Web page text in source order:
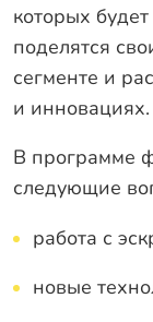
которых
поделятся
сегменте и
и инновациях.
В программе
следующие
работа с
новые